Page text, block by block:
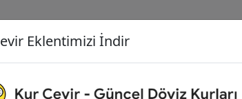
Eklentimizi İndir